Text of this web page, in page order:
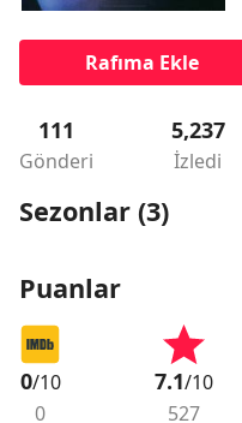
Rafıma Ekle
111
Gönderi
5,237
İzledi
Sezonlar (3)
Puanlar
0/10
0
7.1/10
527